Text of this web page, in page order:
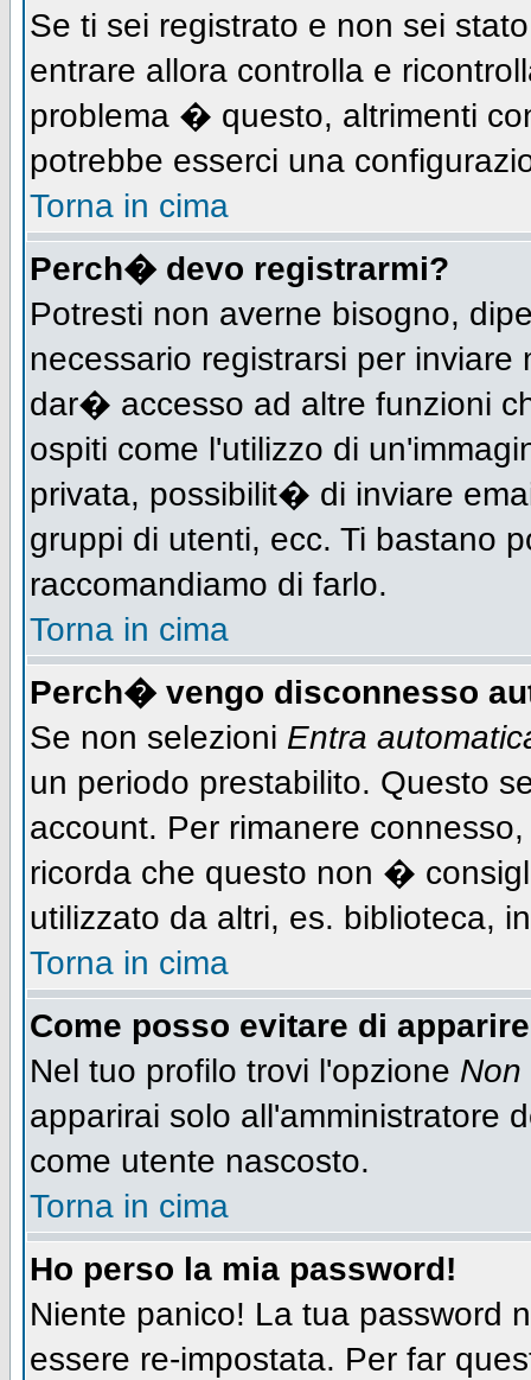
Se ti sei registrato e non sei
entrare allora controlla e
problema � questo, altrimenti
potrebbe esserci una
Torna in cima
Perch� devo registrarmi?
Potresti non averne bisogno,
necessario registrarsi per
dar� accesso ad altre funzioni
ospiti come l'utilizzo di
privata, possibilit� di inviare
gruppi di utenti, ecc. Ti bastano
raccomandiamo di farlo.
Torna in cima
Perch� vengo disconnesso
Se non selezioni Entra
un periodo prestabilito. Questo
account. Per rimanere
ricorda che questo non �
utilizzato da altri, es. biblioteca,
Torna in cima
Come posso evitare di
Nel tuo profilo trovi l'opzione Non
apparirai solo all'amministratore
come utente nascosto.
Torna in cima
Ho perso la mia password!
Niente panico! La tua
essere re-impostata. Per far